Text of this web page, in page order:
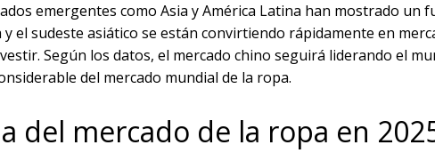
emergentes como Asia y América Latina han mostrado un
el sudeste asiático se están convirtiendo rápidamente en
Según los datos, el mercado chino seguirá liderando el
del mercado mundial de la ropa.
del mercado de la ropa en